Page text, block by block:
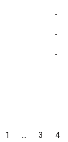
-
-
-
1 ... 3 4